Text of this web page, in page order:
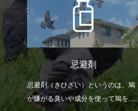
光りモノ
ベランダなどにガレージ、倉庫など
にCDや反射板、反射テープなどキラ